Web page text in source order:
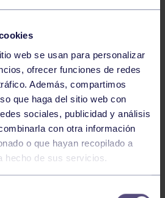
web se usan para personalizar
ofrecer funciones de redes
Además, compartimos
que haga del sitio web con
sociales, publicidad y análisis
con otra información
o que hayan recopilado a
hecho de sus servicios.
RELACIONADAS